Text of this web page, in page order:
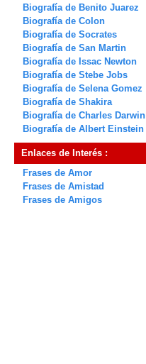
Biografía de Benito Juarez
Biografía de Colon
Biografía de Socrates
Biografía de San Martin
Biografía de Issac Newton
Biografía de Stebe Jobs
Biografía de Selena Gomez
Biografía de Shakira
Biografía de Charles Darwin
Biografía de Albert Einstein
Enlaces de Interés :
Frases de Amor
Frases de Amistad
Frases de Amigos